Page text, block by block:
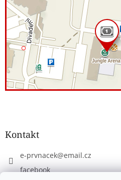
Kontakt
e-prvnacek@email.cz
facebook